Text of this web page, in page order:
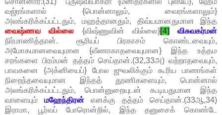
வஜ்ரங்களால் {பொன்னாலும், வைரங்களாலும்}
அலங்கரிக்கப்பட்டதும், மஹத்தானதும், திவ்யமானதுமான இந்த
வைஷ்ணவ வில்லை {விஷ்ணுவின் வில்லை}[4]
விசுவகர்மன்
நிர்மாணித்தான். சூரியப் பிரகாசம் கொண்டவையும்,
அமோகமானவையுமான {வீணாகாதவையுமான} இந்த உத்தம
சரங்களை பிரம்மன் தத்தம் செய்தான்.(32,33அ) வற்றாதவையும்,
பாவகனை {அக்னியைப்} போல ஜுவலிக்கும் கூரிய பாணங்கள்
நிறைந்தவையுமான இந்தத் தூணிகளையும், பொன்னால்
அலங்கரிக்கப்பட்டதும், பொன்னுறையுடன் கூடியதுமான இந்த
வாளையும் மஹேந்திரன் எனக்கு தத்தம் செய்தான்.(33ஆ,34)
இராமா, பூர்வப் போரொன்றில், இந்த தனுசைக் கொண்டே